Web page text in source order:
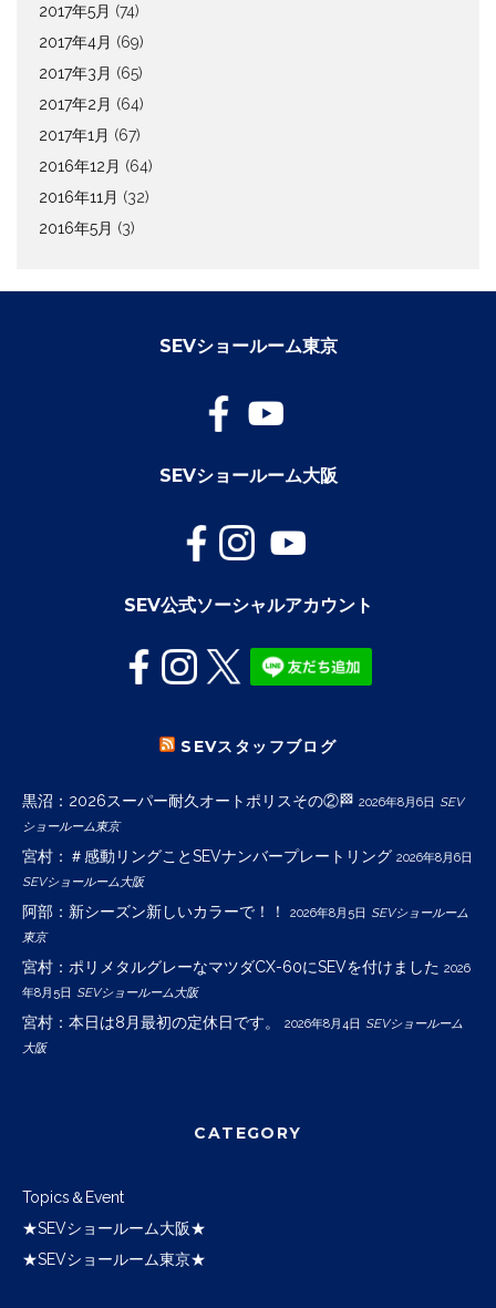
2017年5月 (74)
2017年4月 (69)
2017年3月 (65)
2017年2月 (64)
2017年1月 (67)
2016年12月 (64)
2016年11月 (32)
2016年5月 (3)
SEVショールーム東京
SEVショールーム大阪
SEV公式ソーシャルアカウント
SEVスタッフブログ
黒沼：2026スーパー耐久オートポリスその②🏁 2026年8月6日 SEV
ショールーム東京
宮村：＃感動リングことSEVナンバープレートリング 2026年8月6日
SEVショールーム大阪
阿部：新シーズン新しいカラーで！！ 2026年8月5日 SEVショールーム
東京
宮村：ポリメタルグレーなマツダCX-60にSEVを付けました 2026
年8月5日 SEVショールーム大阪
宮村：本日は8月最初の定休日です。 2026年8月4日 SEVショールーム
大阪
CATEGORY
Topics＆Event
★SEVショールーム大阪★
★SEVショールーム東京★